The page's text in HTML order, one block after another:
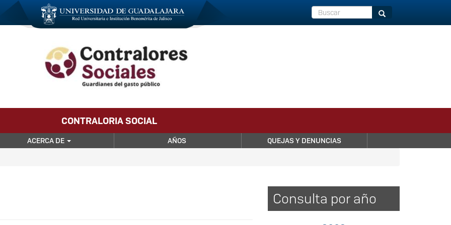
Buscar Buscar
CONTRALORIA SOCIAL
ACERCA DE AÑOS
QUEJAS Y DENUNCIAS
Consulta por año